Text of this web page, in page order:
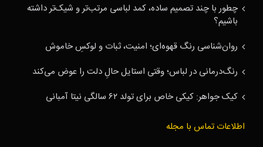
چطور با چند تصمیم ساده، کمد لباسی مرتب‌تر و شیک‌تر داشته
باشیم؟
روان‌شناسی رنگ قهوه‌ای؛ امنیت، ثبات و لوکسِ خاموش
رنگ‌درمانی در لباس؛ وقتی استایل حالِ دلت را عوض می‌کند
کیک جواهر: کیکی خاص برای تولد ۶۲ سالگی نیتا آمبانی
اطلاعات تماس با مجله